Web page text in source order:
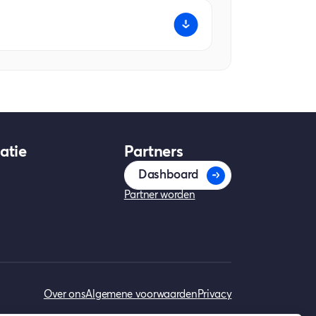
Partners
Dashboard
Partner worden
Over onsAlgemene voorwaarden Privacy